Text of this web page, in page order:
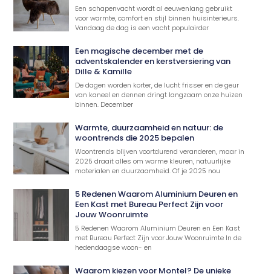
Een schapenvacht wordt al eeuwenlang gebruikt
voor warmte, comfort en stijl binnen huisinterieurs.
Vandaag de dag is een vacht populairder
Een magische december met de
adventskalender en kerstversiering van
Dille & Kamille
De dagen worden korter, de lucht frisser en de geur
van kaneel en dennen dringt langzaam onze huizen
binnen. December
Warmte, duurzaamheid en natuur: de
woontrends die 2025 bepalen
Woontrends blijven voortdurend veranderen, maar in
2025 draait alles om warme kleuren, natuurlijke
materialen en duurzaamheid. Of je 2025 nou
5 Redenen Waarom Aluminium Deuren en
Een Kast met Bureau Perfect Zijn voor
Jouw Woonruimte
5 Redenen Waarom Aluminium Deuren en Een Kast
met Bureau Perfect Zijn voor Jouw Woonruimte In de
hedendaagse woon- en
Waarom kiezen voor Montel? De unieke